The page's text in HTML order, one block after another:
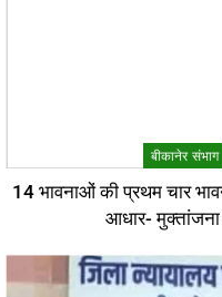
बीकानेर संभाग
14 भावनाओं की प्रथम चार
आधार- मुक्तांजना